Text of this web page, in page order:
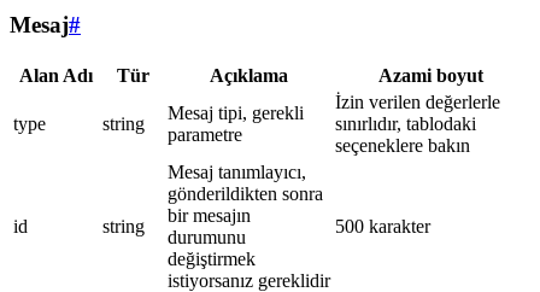
Mesaj#
Alan Adı Tür Açıklama Azami boyut
type string
Mesaj tipi, gerekli
parametre
İzin verilen değerlerle
sınırlıdır, tablodaki
seçeneklere bakın
id string
Mesaj tanımlayıcı,
gönderildikten sonra
bir mesajın
durumunu
değiştirmek
istiyorsanız gereklidir
500 karakter